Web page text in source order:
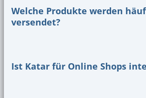
Welche Produkte werden
versendet?
Ist Katar für Online Shops